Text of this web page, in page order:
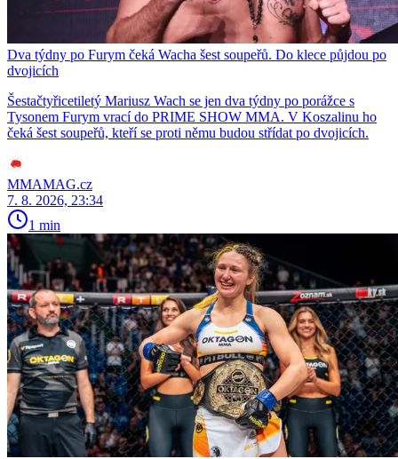
Dva týdny po Furym čeká Wacha šest soupeřů. Do klece půjdou po
dvojicích
Šestačtyřicetiletý Mariusz Wach se jen dva týdny po porážce s
Tysonem Furym vrací do PRIME SHOW MMA. V Koszalinu ho
čeká šest soupeřů, kteří se proti němu budou střídat po dvojicích.
MMAMAG.cz
7. 8. 2026, 23:34
1 min